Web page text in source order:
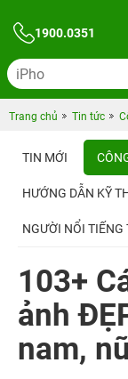
1900.0351
Trang chủ Tin tức
TIN MỚI
HƯỚNG DẪN KỸ
NGƯỜI NỔI TIẾNG
103+
ảnh
nam,